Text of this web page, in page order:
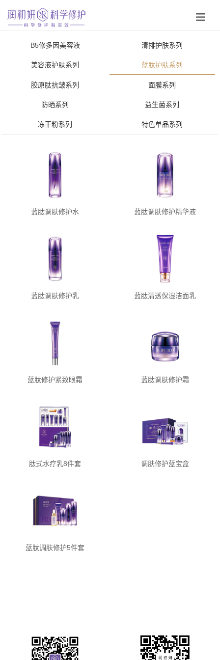
B5修多因美容液 清排护肤系列
美容液护肤系列 蓝肽护肤系列
胶原肽抗皱系列 面膜系列
防晒系列 益生菌系列
冻干粉系列 特色单品系列
蓝肽调肤修护水 蓝肽调肤修护精华液
蓝肽调肤修护乳 蓝肽清透保湿洁面乳
蓝肽修护紧致眼霜 蓝肽调肤修护霜
肽式水疗乳8件套 调肤修护蓝宝盒
蓝肽调肤修护5件套